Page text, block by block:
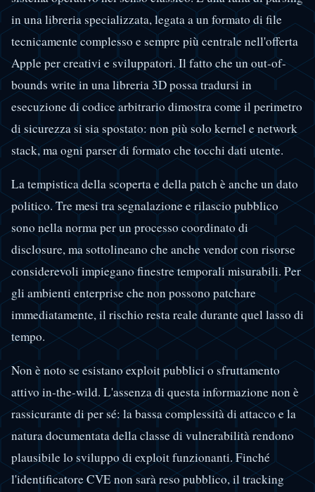
in una libreria specializzata, legata a un formato di file
tecnicamente complesso e sempre più centrale nell'offerta
Apple per creativi e sviluppatori. Il fatto che un out-of-
bounds write in una libreria 3D possa tradursi in
esecuzione di codice arbitrario dimostra come il perimetro
di sicurezza si sia spostato: non più solo kernel e network
stack, ma ogni parser di formato che tocchi dati utente.
La tempistica della scoperta e della patch è anche un dato
politico. Tre mesi tra segnalazione e rilascio pubblico
sono nella norma per un processo coordinato di
disclosure, ma sottolineano che anche vendor con risorse
considerevoli impiegano finestre temporali misurabili. Per
gli ambienti enterprise che non possono patchare
immediatamente, il rischio resta reale durante quel lasso di
tempo.
Non è noto se esistano exploit pubblici o sfruttamento
attivo in-the-wild. L'assenza di questa informazione non è
rassicurante di per sé: la bassa complessità di attacco e la
natura documentata della classe di vulnerabilità rendono
plausibile lo sviluppo di exploit funzionanti. Finché
l'identificatore CVE non sarà reso pubblico, il tracking